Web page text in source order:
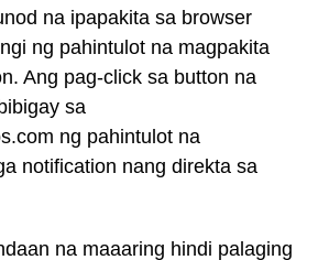
na ipapakita sa browser
ng pahintulot na magpakita
Ang pag-click sa button na
sa
ng pahintulot na
notification nang direkta sa
na maaaring hindi palaging